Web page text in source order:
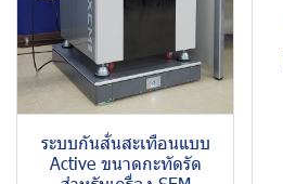
ระบบกันสั่นสะเทือนแบบ
Active ขนาดกะทัดรัด